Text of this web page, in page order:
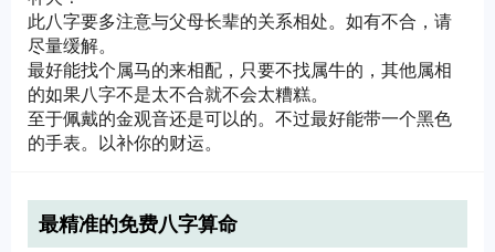
此八字要多注意与父母长辈的关系相处。如有不合，请
尽量缓解。
最好能找个属马的来相配，只要不找属牛的，其他属相
的如果八字不是太不合就不会太糟糕。
至于佩戴的金观音还是可以的。不过最好能带一个黑色
的手表。以补你的财运。
最精准的免费八字算命